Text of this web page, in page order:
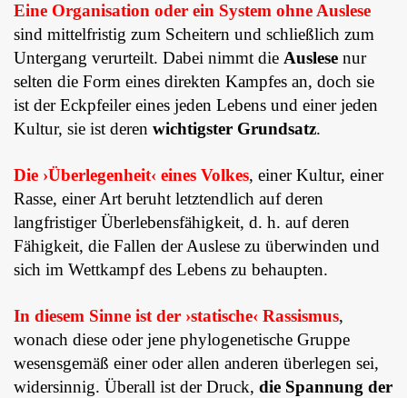
Eine Organisation oder ein System ohne Auslese
sind mittelfristig zum Scheitern und schließlich zum
Untergang verurteilt. Dabei nimmt die Auslese nur
selten die Form eines direkten Kampfes an, doch sie
ist der Eckpfei­ler eines jeden Lebens und einer jeden
Kultur, sie ist deren wichtigster Grund­satz.
Die ›Überlegenheit‹ eines Volkes, einer Kultur, einer
Rasse, einer Art beruht letztendlich auf deren
langfristiger Überlebensfähigkeit, d. h. auf deren
Fähig­keit, die Fallen der Auslese zu überwinden und
sich im Wettkampf des Lebens zu behaupten.
In diesem Sinne ist der ›statische‹ Rassismus,
wonach diese oder jene phylogenetische Gruppe
wesensgemäß einer oder allen anderen überlegen sei,
widersinnig. Überall ist der Druck, die Spannung der